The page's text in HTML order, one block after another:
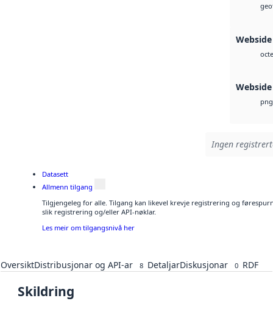
Webside
png
Ingen
Datasett
Allmenn tilgang
Tilgjengeleg for alle. Tilgang kan likevel krevje registrering og
slik registrering og/eller API-nøklar.
Les meir om tilgangsnivå her
OversiktDistribusjonar og API-ar 8 DetaljarDiskusjonar 0 RDF
Skildring